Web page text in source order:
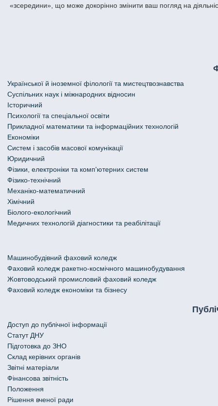
«зсередини», що може докорінно змінити ваш погляд на
Української й іноземної філології та мистецтвознавства
Cуспільних наук і міжнародних відносин
Історичний
Психології та спеціальної освіти
Прикладної математики та інформаційних технологій
Економіки
Систем і засобів масової комунікації
Юридичний
Фізики, електроніки та комп'ютерних систем
Фізико-технічний
Механіко-математичний
Хімічний
Біолого-екологічний
Медичних технологій діагностики та реабілітації
Машинобудівний фаховий коледж
Фаховий коледж ракетно-космічного машинобудування
Жовтоводський промисловий фаховий коледж
Фаховий коледж економіки та бізнесу
Доступ до публічної інформації
Статут ДНУ
Підготовка до ЗНО
Склад керівних органів
Звітні матеріали
Фінансова звітність
Положення
Рішення вченої ради